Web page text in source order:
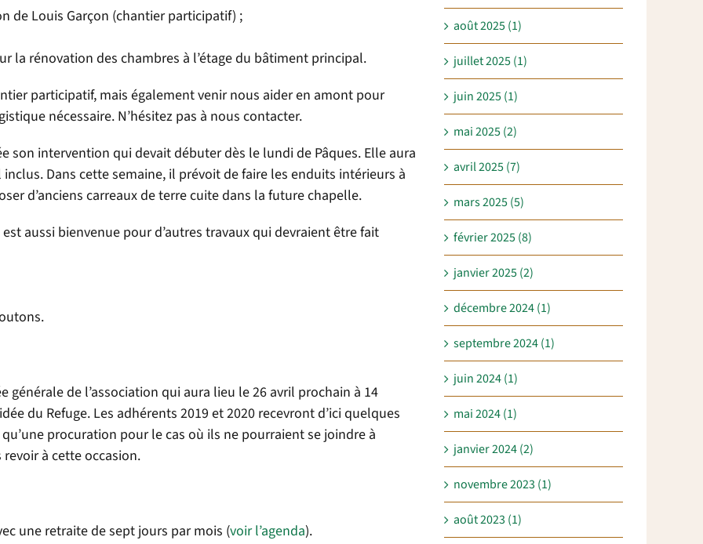
de Louis Garçon (chantier participatif) ;
la rénovation des chambres à l’étage du bâtiment principal.
participatif, mais également venir nous aider en amont pour
nécessaire. N’hésitez pas à nous contacter.
son intervention qui devait débuter dès le lundi de Pâques. Elle aura
Dans cette semaine, il prévoit de faire les enduits intérieurs à
d’anciens carreaux de terre cuite dans la future chapelle.
aussi bienvenue pour d’autres travaux qui devraient être fait
générale de l’association qui aura lieu le 26 avril prochain à 14
du Refuge. Les adhérents 2019 et 2020 recevront d’ici quelques
procuration pour le cas où ils ne pourraient se joindre à
à cette occasion.
une retraite de sept jours par mois (voir l’agenda).
août 2025 (1)
juillet 2025 (1)
juin 2025 (1)
mai 2025 (2)
avril 2025 (7)
mars 2025 (5)
février 2025 (8)
janvier 2025 (2)
décembre 2024 (1)
septembre 2024 (1)
juin 2024 (1)
mai 2024 (1)
janvier 2024 (2)
novembre 2023 (1)
août 2023 (1)